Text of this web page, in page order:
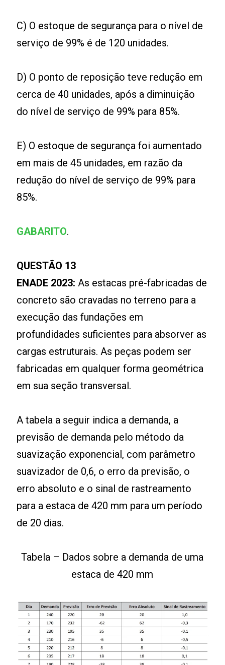
C) O estoque de segurança para o nível de
serviço de 99% é de 120 unidades.
D) O ponto de reposição teve redução em
cerca de 40 unidades, após a diminuição
do nível de serviço de 99% para 85%.
E) O estoque de segurança foi aumentado
em mais de 45 unidades, em razão da
redução do nível de serviço de 99% para
85%.
GABARITO.
QUESTÃO 13
ENADE 2023: As estacas pré-fabricadas de
concreto são cravadas no terreno para a
execução das fundações em
profundidades suficientes para absorver as
cargas estruturais. As peças podem ser
fabricadas em qualquer forma geométrica
em sua seção transversal.
A tabela a seguir indica a demanda, a
previsão de demanda pelo método da
suavização exponencial, com parâmetro
suavizador de 0,6, o erro da previsão, o
erro absoluto e o sinal de rastreamento
para a estaca de 420 mm para um período
de 20 dias.
Tabela – Dados sobre a demanda de uma
estaca de 420 mm